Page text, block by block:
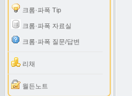
크롬·파폭 Tip
크롬·파폭 자료실
크롬·파폭 질문/답변
리채
월든노트